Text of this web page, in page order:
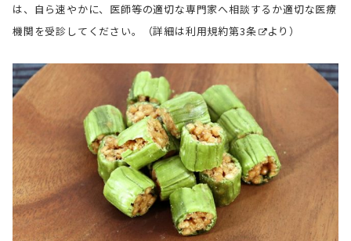
は、自ら速やかに、医師等の適切な専門家へ相談するか適切な医療
機関を受診してください。（詳細は利用規約第3条 より）